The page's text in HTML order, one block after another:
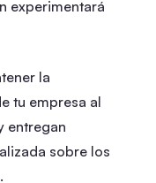
experimentará
la
tu empresa al
entregan
sobre los